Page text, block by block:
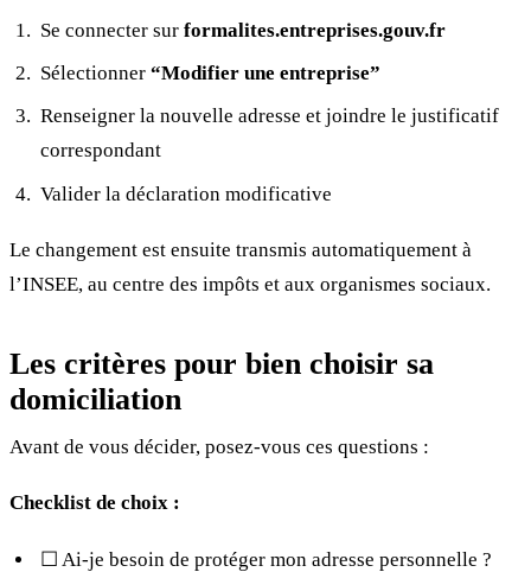
Se connecter sur formalites.entreprises.gouv.fr
Sélectionner “Modifier une entreprise”
Renseigner la nouvelle adresse et joindre le justificatif
correspondant
Valider la déclaration modificative
Le changement est ensuite transmis automatiquement à
l’INSEE, au centre des impôts et aux organismes sociaux.
Les critères pour bien choisir sa
domiciliation
Avant de vous décider, posez-vous ces questions :
Checklist de choix :
☐ Ai-je besoin de protéger mon adresse personnelle ?